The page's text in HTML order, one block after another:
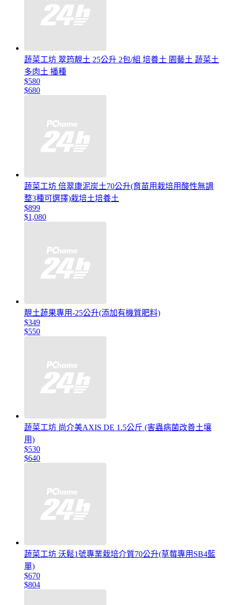
蔬菜工坊 翠筠靚土 25公升 2包/組 培養土 園藝土 蔬菜土
多肉土 播種
$580
$680
蔬菜工坊 倍翠康泥炭土70公升(育苗用栽培用酸性無調
整3種可選擇)栽培土培養土
$899
$1,080
靚土蔬果專用-25公升(添加有機質肥料)
$349
$550
蔬菜工坊 尚介美AXIS DE 1.5公斤 (害蟲病菌改善土壤
用)
$530
$640
蔬菜工坊 沃鬆1號專業栽培介質70公升(草莓專用SB4藍
單)
$670
$804